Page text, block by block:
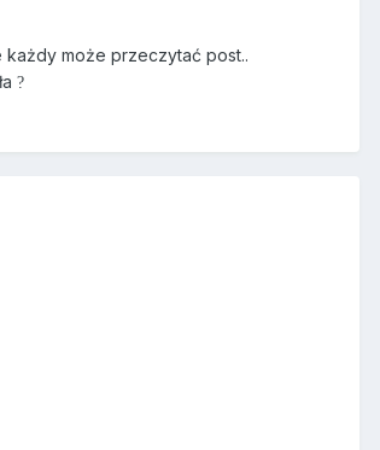
każdy może przeczytać post..
?